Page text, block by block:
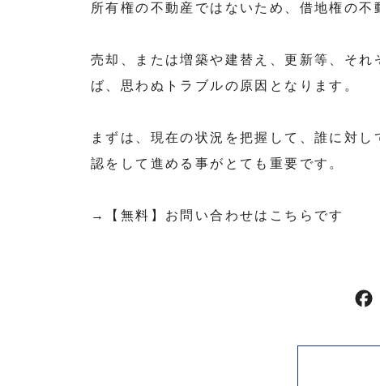
所有権の不動産ではないため、借地権の
売却、または増築や建替え、更新等、そ
ば、思わぬトラブルの原因となります。
まずは、現在の状況を把握して、誰に対
認をして進める事がとても重要です。
→【無料】お問い合わせはこちらです